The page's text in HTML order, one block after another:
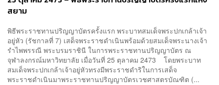
สยาม
พิธีพระราชทานปริญญาบัตรครั้งแรก พระบาทสมเด็จพระปกเกล้าเจ้า
อยู่หัว (รัชกาลที่ 7) เสด็จพระราชดำเนินพร้อมด้วยสมเด็จพระนางเจ้า
รำไพพรรณี พระบรมราชินี ในการพระราชทานปริญญาบัตร ณ
จุฬาลงกรณ์มหาวิทยาลัย เมื่อวันที่ 25 ตุลาคม 2473 โดยพระบาท
สมเด็จพระปกเกล้าเจ้าอยู่หัวทรงมีพระราชดำริในการเสด็จ
พระราชดำเนินมาพระราชทานปริญญาบัตรเวชศาสตรบัณฑิต (...